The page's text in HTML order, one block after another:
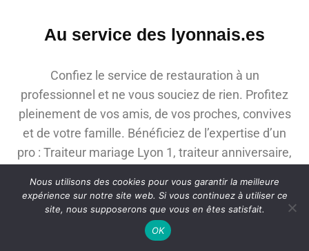
Au service des lyonnais.es
Confiez le service de restauration à un
professionnel et ne vous souciez de rien. Profitez
pleinement de vos amis, de vos proches, convives
et de votre famille. Bénéficiez de l’expertise d’un
pro : Traiteur mariage Lyon 1, traiteur anniversaire,
pour tous vos évènements privés.
Nous utilisons des cookies pour vous garantir la meilleure
expérience sur notre site web. Si vous continuez à utiliser ce
site, nous supposerons que vous en êtes satisfait.
OK